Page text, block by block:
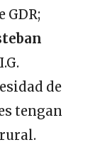
GDR;
de
tengan